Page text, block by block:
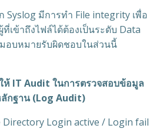
มีการทำ File integrity เพื่อ
ข้าถึงไฟล์ได้ต้องเป็นระดับ Data
อบหมายรับผิดชอบในส่วนนี้
ห้ IT Audit ในการตรวจสอบข้อมูล
ลักฐาน (Log Audit)
Login active / Login fail